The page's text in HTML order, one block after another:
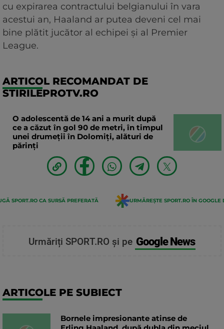
cu expirarea contractului belgianului în vara
acestui an, Haaland ar putea deveni cel mai
bine plătit jucător al echipei și al Premier
League.
ARTICOL RECOMANDAT DE
STIRILEPROTV.RO
O adolescentă de 14 ani a murit după
ce a căzut în gol 90 de metri, în timpul
unei drumeții în Dolomiți, alături de
părinți
SPORT.RO CA SURSĂ PREFERATĂ URMĂREȘTE SPORT.RO ÎN GOOGLE
Urmăriți SPORT.RO și pe Google News
ARTICOLE PE SUBIECT
Bornele impresionante atinse de